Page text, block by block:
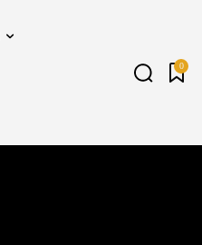
0